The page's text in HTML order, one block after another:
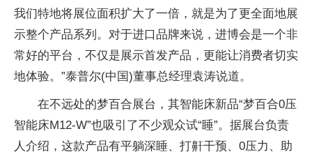
我们特地将展位面积扩大了一倍，就是为了更全面地展
示整个产品系列。对于进口品牌来说，进博会是一个非
常好的平台，不仅是展示首发产品，更能让消费者切实
地体验。”泰普尔(中国)董事总经理袁涛说道。
在不远处的梦百合展台，其智能床新品“梦百合0压
智能床M12-W”也吸引了不少观众试“睡”。据展台负责
人介绍，这款产品有平躺深睡、打鼾干预、0压力、助